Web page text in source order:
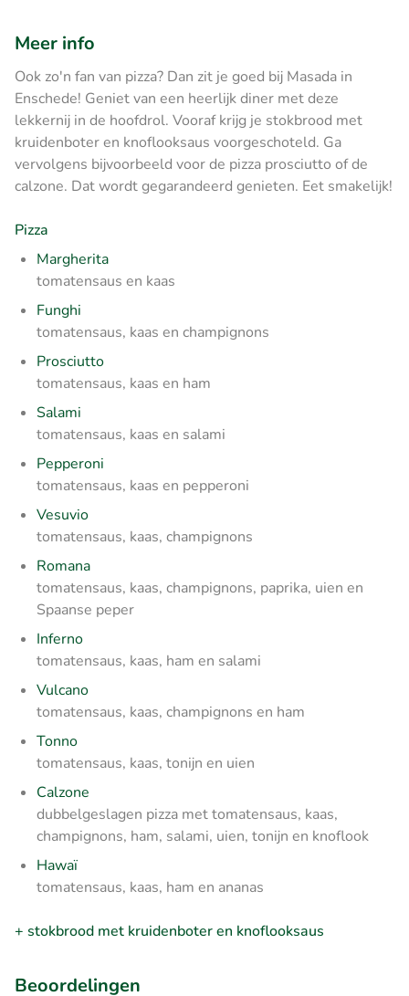
Meer info
Ook zo'n fan van pizza? Dan zit je goed bij Masada in
Enschede! Geniet van een heerlijk diner met deze
lekkernij in de hoofdrol. Vooraf krijg je stokbrood met
kruidenboter en knoflooksaus voorgeschoteld. Ga
vervolgens bijvoorbeeld voor de pizza prosciutto of de
calzone. Dat wordt gegarandeerd genieten. Eet smakelijk!
Pizza
Margherita
tomatensaus en kaas
Funghi
tomatensaus, kaas en champignons
Prosciutto
tomatensaus, kaas en ham
Salami
tomatensaus, kaas en salami
Pepperoni
tomatensaus, kaas en pepperoni
Vesuvio
tomatensaus, kaas, champignons
Romana
tomatensaus, kaas, champignons, paprika, uien en
Spaanse peper
Inferno
tomatensaus, kaas, ham en salami
Vulcano
tomatensaus, kaas, champignons en ham
Tonno
tomatensaus, kaas, tonijn en uien
Calzone
dubbelgeslagen pizza met tomatensaus, kaas,
champignons, ham, salami, uien, tonijn en knoflook
Hawaï
tomatensaus, kaas, ham en ananas
+ stokbrood met kruidenboter en knoflooksaus
Beoordelingen